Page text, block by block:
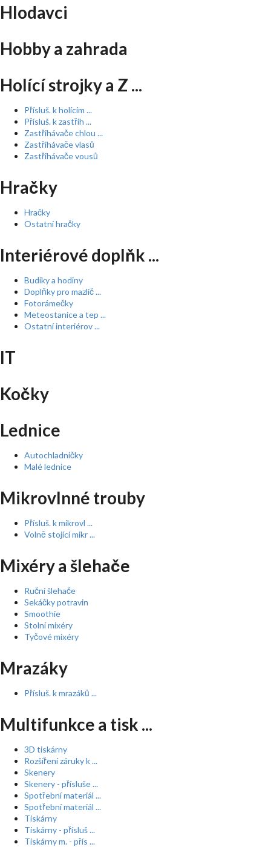
Hlodavci
Hobby a zahrada
Holící strojky a Z ...
Přísluš. k holícím ...
Přísluš. k zastřih ...
Zastřihávače chlou ...
Zastřihávače vlasů
Zastřihávače vousů
Hračky
Hračky
Ostatní hračky
Interiérové doplňk ...
Budíky a hodiny
Doplňky pro mazlíč ...
Fotorámečky
Meteostanice a tep ...
Ostatní interiérov ...
IT
Kočky
Lednice
Autochladničky
Malé lednice
Mikrovlnné trouby
Přísluš. k mikrovl ...
Volně stojící mikr ...
Mixéry a šlehače
Ruční šlehače
Sekáčky potravin
Smoothie
Stolní mixéry
Tyčové mixéry
Mrazáky
Přísluš. k mrazáků ...
Multifunkce a tisk ...
3D tiskárny
Rozšíření záruky k ...
Skenery
Skenery - přísluše ...
Spotřební materiál ...
Spotřební materiál ...
Tiskárny
Tiskárny - přísluš ...
Tiskárny m. - přís ...